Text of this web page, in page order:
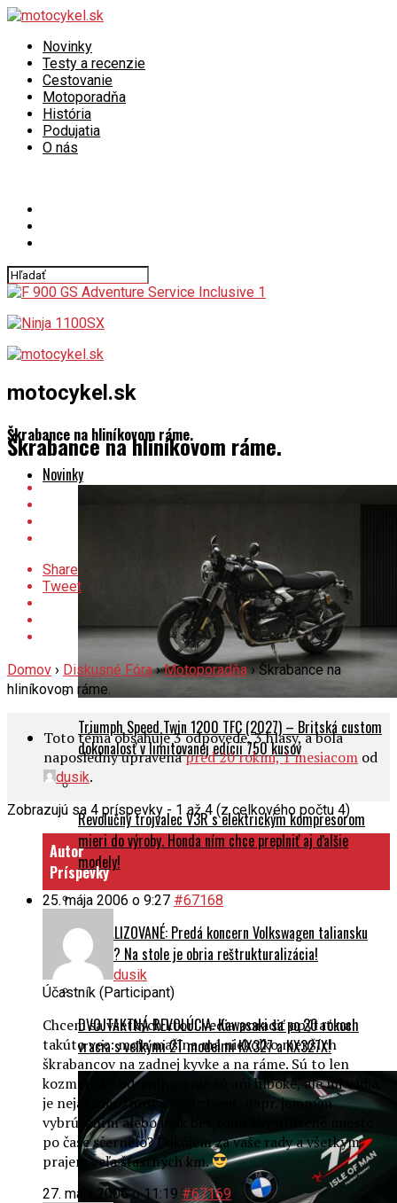
Novinky
Testy a recenzie
Cestovanie
Motoporadňa
História
Podujatia
O nás
motocykel.sk
Škrabance na hliníkovom ráme.
Novinky
Triumph Speed Twin 1200 TFC (2027) – Britská custom
dokonalosť v limitovanej edícii 750 kusov
Revolučný trojvalec V3R s elektrickým kompresorom
mieri do výroby. Honda ním chce preplniť aj ďalšie
modely!
AKTUALIZOVANÉ: Predá koncern Volkswagen taliansku
Ducati? Na stole je obria reštrukturalizácia!
DVOJTAKTNÁ REVOLÚCIA: Kawasaki sa po 20 rokoch
vracia s veľkými 2T modelmi KX327 a KX327X!
Škrabance na hliníkovom ráme.
Share
Tweet
Domov › Diskusné Fóra › Motoporadňa › Škrabance na
hliníkovom ráme.
Toto téma obsahuje 3 odpovede, 3 hlasy, a bola
naposledny upravenápred 20 rokmi, 1 mesiacom od
dusik.
Zobrazujú sa 4 príspevky - 1 až 4 (z celkového počtu 4)
Autor
Príspevky
25. mája 2006 o 9:27 #67168
dusik
Účastník (Participant)
Chcem sa všetkých ktorí vedia poradiť opýtať na
takúto vec: moja mašina má niekoľko menších
škrabancov na zadnej kyvke a na ráme. Sú to len
kozmetické odreniny a nie sú ani hlboké, ale mi vadia.
je nejaká možnosť sa ich zbaviť, napr. jemným
vybrúsením alebo inak bez toho aby brúsené miesto
po čase sčernelo? Ďakujem za vaše rady a všetkým
prajem veľa šťastných km.
27. mája 2006 o 11:19 #67169